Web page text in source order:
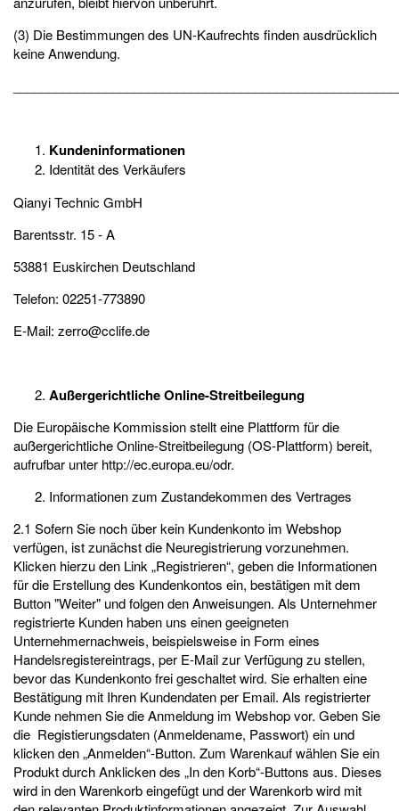
(3) Die Bestimmungen des UN-Kaufrechts finden ausdrücklich
keine Anwendung.
Kundeninformationen
Identität des Verkäufers
Qianyi Technic GmbH
Barentsstr. 15 - A
53881 Euskirchen Deutschland
Telefon: 02251-773890
E-Mail: zerro@cclife.de
Außergerichtliche Online-Streitbeilegung
Die Europäische Kommission stellt eine Plattform für die
außergerichtliche Online-Streitbeilegung (OS-Plattform) bereit,
aufrufbar unter http://ec.europa.eu/odr.
Informationen zum Zustandekommen des Vertrages
2.1 Sofern Sie noch über kein Kundenkonto im Webshop
verfügen, ist zunächst die Neuregistrierung vorzunehmen.
Klicken hierzu den Link „Registrieren“, geben die Informationen
für die Erstellung des Kundenkontos ein, bestätigen mit dem
Button "Weiter" und folgen den Anweisungen. Als Unternehmer
registrierte Kunden haben uns einen geeigneten
Unternehmernachweis, beispielsweise in Form eines
Handelsregistereintrags, per E-Mail zur Verfügung zu stellen,
bevor das Kundenkonto frei geschaltet wird. Sie erhalten eine
Bestätigung mit Ihren Kundendaten per Email. Als registrierter
Kunde nehmen Sie die Anmeldung im Webshop vor. Geben Sie
die Registierungsdaten (Anmeldename, Passwort) ein und
klicken den „Anmelden“-Button. Zum Warenkauf wählen Sie ein
Produkt durch Anklicken des „In den Korb“-Buttons aus. Dieses
wird in den Warenkorb eingefügt und der Warenkorb wird mit